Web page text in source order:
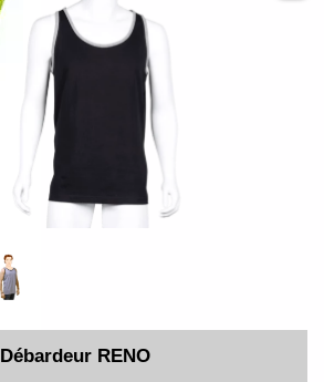
Débardeur RENO